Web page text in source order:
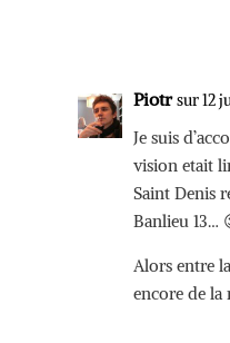
Piotr sur 12
Je suis
vision etait
Saint Denis
Banlieu 13…
Alors entre
encore de la